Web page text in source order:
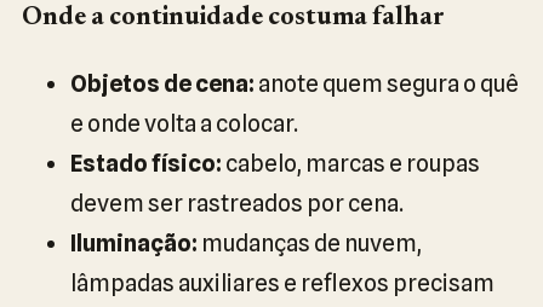
Onde a continuidade costuma falhar
Objetos de cena: anote quem segura o quê
e onde volta a colocar.
Estado físico: cabelo, marcas e roupas
devem ser rastreados por cena.
Iluminação: mudanças de nuvem,
lâmpadas auxiliares e reflexos precisam